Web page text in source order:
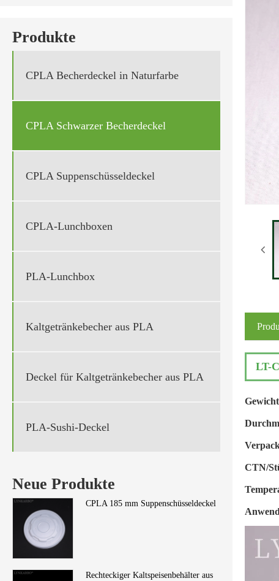
Produkte
CPLA Becherdeckel in Naturfarbe
CPLA Schwarzer Becherdeckel
CPLA Suppenschüsseldeckel
CPLA-Lunchboxen
PLA-Lunchbox
Kaltgetränkebecher aus PLA
Deckel für Kaltgetränkebecher aus PLA
PLA-Sushi-Deckel
Neue Produkte
CPLA 185 mm Suppenschüsseldeckel
Rechteckiger Kaltspeisenbehälter aus
LT-
CTN/